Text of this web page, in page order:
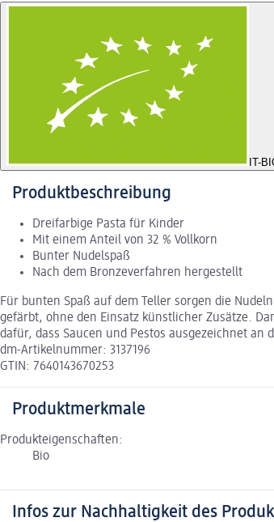
IT-
Produktbeschreibung
Dreifarbige Pasta für Kinder
Mit einem Anteil von 32 % Vollkorn
Bunter Nudelspaß
Nach dem Bronzeverfahren hergestellt
Für bunten Spaß auf dem Teller sorgen die
gefärbt, ohne den Einsatz künstlicher Zusätze.
dafür, dass Saucen und Pestos ausgezeichnet
dm-Artikelnummer: 3137196
GTIN: 7640143670253
Produktmerkmale
Produkteigenschaften:
Bio
Infos zur Nachhaltigkeit des